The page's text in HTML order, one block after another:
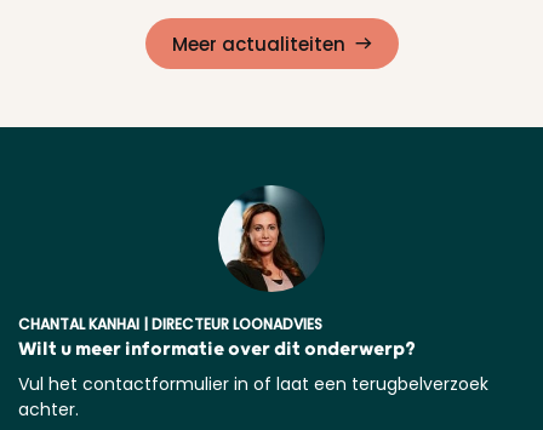
Meer actualiteiten
CHANTAL KANHAI | DIRECTEUR LOONADVIES
Wilt u meer informatie over dit onderwerp?
Vul het contactformulier in of laat een terugbelverzoek
achter.